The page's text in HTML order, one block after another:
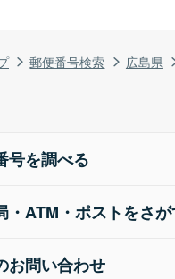
郵便番号検索 広島県
号を調べる
・ATM・ポストをさ
お問い合わせ